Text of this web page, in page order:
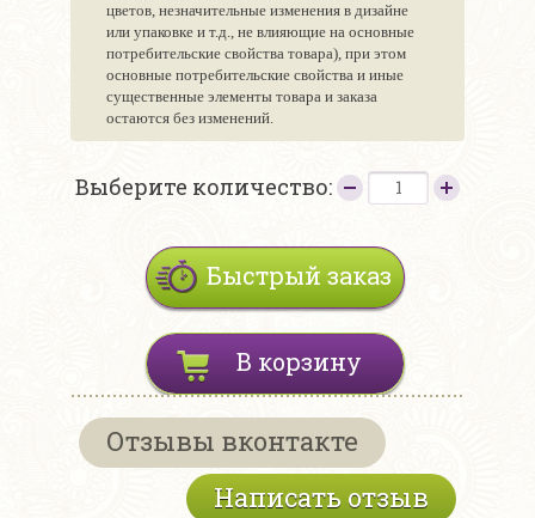
цветов, незначительные изменения в дизайне
или упаковке и т.д., не влияющие на основные
потребительские свойства товара), при этом
основные потребительские свойства и иные
существенные элементы товара и заказа
остаются без изменений.
Выберите количество:
Быстрый заказ
В корзину
Отзывы вконтакте
Написать отзыв